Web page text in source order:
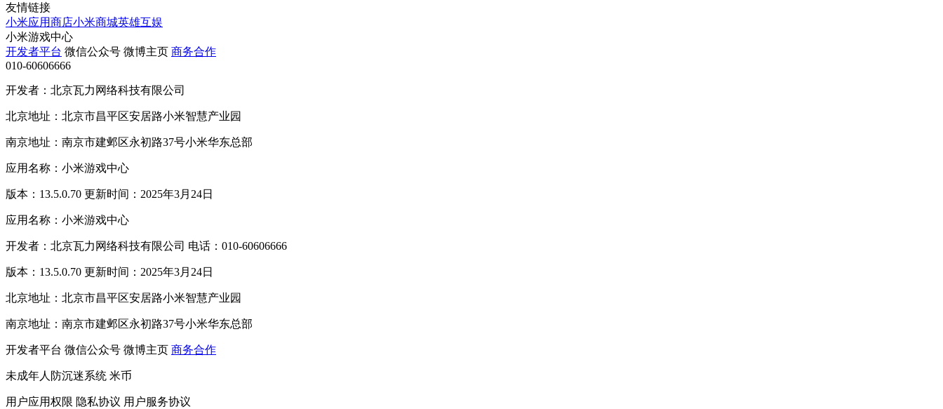
友情链接
小米应用商店小米商城英雄互娱
小米游戏中心
开发者平台 微信公众号 微博主页 商务合作
010-60606666
开发者：北京瓦力网络科技有限公司
北京地址：北京市昌平区安居路小米智慧产业园
南京地址：南京市建邺区永初路37号小米华东总部
应用名称：小米游戏中心
版本：13.5.0.70 更新时间：2025年3月24日
应用名称：小米游戏中心
开发者：北京瓦力网络科技有限公司 电话：010-60606666
版本：13.5.0.70 更新时间：2025年3月24日
北京地址：北京市昌平区安居路小米智慧产业园
南京地址：南京市建邺区永初路37号小米华东总部
开发者平台 微信公众号 微博主页 商务合作
未成年人防沉迷系统 米币
用户应用权限 隐私协议 用户服务协议